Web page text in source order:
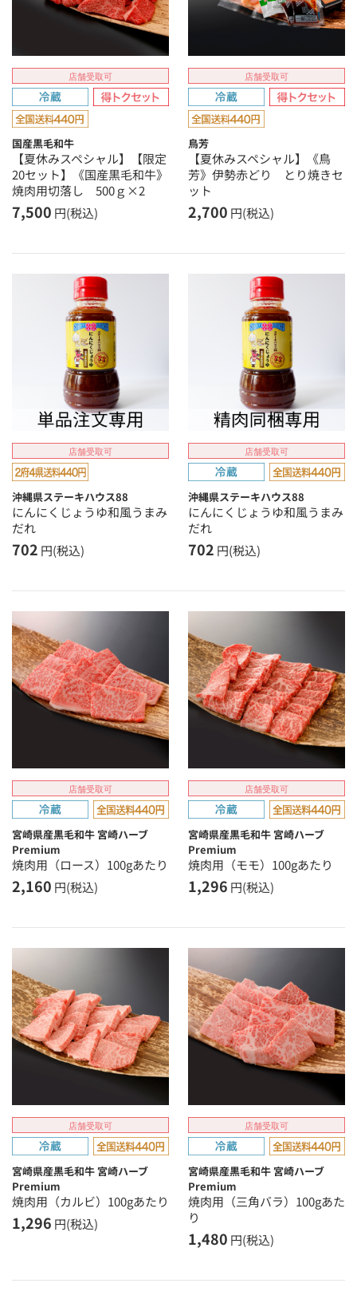
店舗受取可
国産黒毛和牛
【夏休みスペシャル】【限定
20セット】《国産黒毛和牛》
焼肉用切落し 500ｇ×2
7,500 円(税込)
店舗受取可
鳥芳
【夏休みスペシャル】《鳥
芳》伊勢赤どり とり焼きセ
ット
2,700 円(税込)
店舗受取可
沖縄県ステーキハウス88
にんにくじょうゆ和風うまみ
だれ
702 円(税込)
店舗受取可
沖縄県ステーキハウス88
にんにくじょうゆ和風うまみ
だれ
702 円(税込)
店舗受取可
宮崎県産黒毛和牛 宮崎ハーブ
Premium
焼肉用（ロース）100gあたり
2,160 円(税込)
店舗受取可
宮崎県産黒毛和牛 宮崎ハーブ
Premium
焼肉用（モモ）100gあたり
1,296 円(税込)
店舗受取可
宮崎県産黒毛和牛 宮崎ハーブ
Premium
焼肉用（カルビ）100gあたり
1,296 円(税込)
店舗受取可
宮崎県産黒毛和牛 宮崎ハーブ
Premium
焼肉用（三角バラ）100gあた
り
1,480 円(税込)